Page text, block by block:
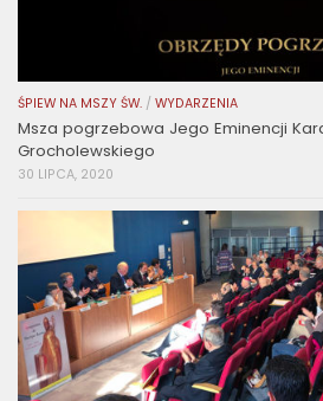
ŚPIEW NA MSZY ŚW. / WYDARZENIA
Msza pogrzebowa Jego Eminencji
Grocholewskiego
30 LIPCA, 2020